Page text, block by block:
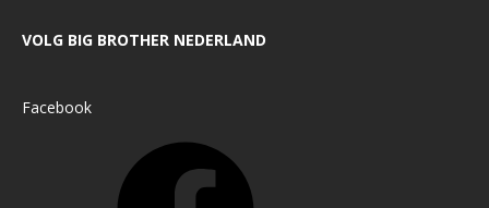
VOLG BIG BROTHER NEDERLAND
Facebook